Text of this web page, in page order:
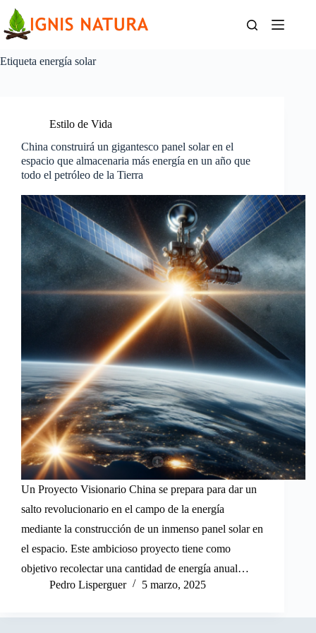
contenido
Etiqueta energía solar
Estilo de Vida
China construirá un gigantesco panel solar en el
espacio que almacenaria más energía en un año que
todo el petróleo de la Tierra
Un Proyecto Visionario China se prepara para dar un
salto revolucionario en el campo de la energía
mediante la construcción de un inmenso panel solar en
el espacio. Este ambicioso proyecto tiene como
objetivo recolectar una cantidad de energía anual…
Pedro Lisperguer
5 marzo, 2025